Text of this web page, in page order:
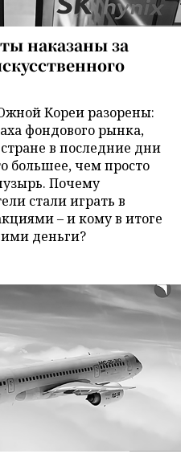
наказаны за
Кореи разорены:
фондового рынка,
в последние дни
большее, чем просто
Почему
стали играть в
– и кому в итоге
деньги?